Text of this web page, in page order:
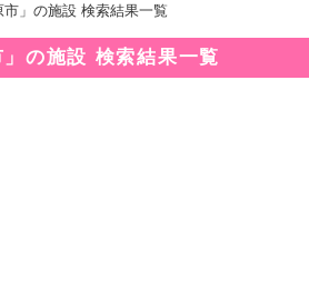
」の施設 検索結果一覧
」の施設 検索結果一覧